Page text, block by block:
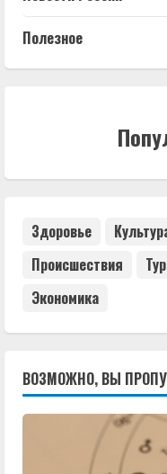
Полезное
Здоровье
Происшествия
Экономика
ВОЗМОЖНО, ВЫ